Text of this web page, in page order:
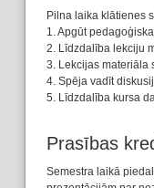
Pilna laika klātienes
1. Apgūt
2. Līdzdalība lekciju
3. Lekcijas materiāla
4. Spēja vadīt
5. Līdzdalība kursa
Prasības
Semestra laikā